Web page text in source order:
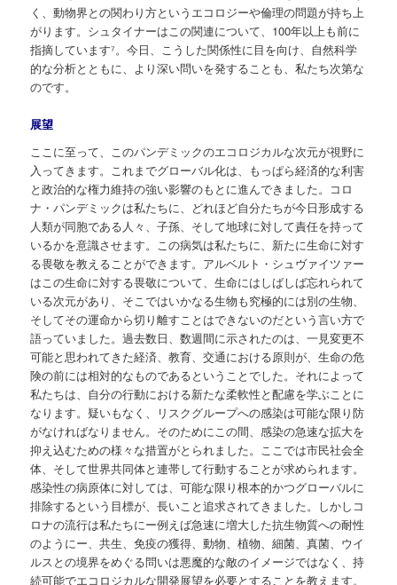
く、動物界との関わり方というエコロジーや倫理の問題が持ち上
がります。シュタイナーはこの関連について、100年以上も前に
指摘しています⁷。今日、こうした関係性に目を向け、自然科学
的な分析とともに、より深い問いを発することも、私たち次第な
のです。
展望
ここに至って、このパンデミックのエコロジカルな次元が視野に
入ってきます。これまでグローバル化は、もっぱら経済的な利害
と政治的な権力維持の強い影響のもとに進んできました。コロ
ナ・パンデミックは私たちに、どれほど自分たちが今日形成する
人類が同胞である人々、子孫、そして地球に対して責任を持って
いるかを意識させます。この病気は私たちに、新たに生命に対す
る畏敬を教えることができます。アルベルト・シュヴァイツァー
はこの生命に対する畏敬について、生命にはしばしば忘れられて
いる次元があり、そこではいかなる生物も究極的には別の生物、
そしてその運命から切り離すことはできないのだという言い方で
語っていました。過去数日、数週間に示されたのは、一見変更不
可能と思われてきた経済、教育、交通における原則が、生命の危
険の前には相対的なものであるということでした。それによって
私たちは、自分の行動における新たな柔軟性と配慮を学ぶことに
なります。疑いもなく、リスクグループへの感染は可能な限り防
がなければなりません。そのためにこの間、感染の急速な拡大を
抑え込むための様々な措置がとられました。ここでは市民社会全
体、そして世界共同体と連帯して行動することが求められます。
感染性の病原体に対しては、可能な限り根本的かつグローバルに
排除するという目標が、長いこと追求されてきました。しかしコ
ロナの流行は私たちにー例えば急速に増大した抗生物質への耐性
のようにー、共生、免疫の獲得、動物、植物、細菌、真菌、ウイ
ルスとの境界をめぐる問いは悪魔的な敵のイメージではなく、持
続可能でエコロジカルな開発展望を必要とすることを教えます。